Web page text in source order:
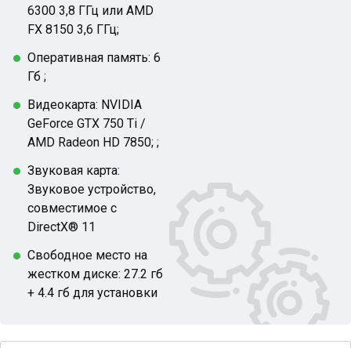
6300 3,8 ГГц или AMD
FX 8150 3,6 ГГц;
Оперативная память: 6
Гб ;
Видеокарта: NVIDIA
GeForce GTX 750 Ti /
AMD Radeon HD 7850; ;
Звуковая карта:
Звуковое устройство,
совместимое с
DirectX® 11
Свободное место на
жестком диске: 27.2 гб
+ 4.4 гб для установки